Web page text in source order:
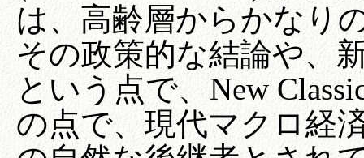
は、高齢層からかなり
その政策的な結論や、
という点で、New
の点で、現代マクロ経